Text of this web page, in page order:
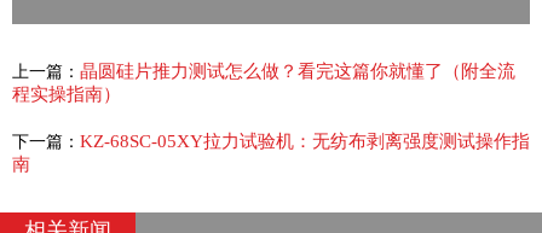
上一篇： 晶圆硅片推力测试怎么做？看完这篇你就懂了（附全流
程实操指南）
下一篇： KZ-68SC-05XY拉力试验机：无纺布剥离强度测试操作指
南